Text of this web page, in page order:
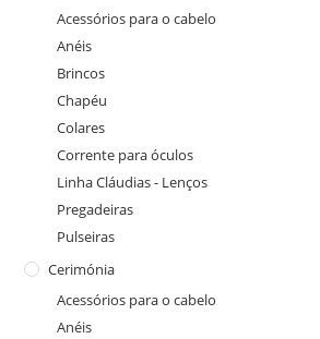
Acessórios para o cabelo
Anéis
Brincos
Chapéu
Colares
Corrente para óculos
Linha Cláudias - Lenços
Pregadeiras
Pulseiras
Cerimónia
Acessórios para o cabelo
Anéis